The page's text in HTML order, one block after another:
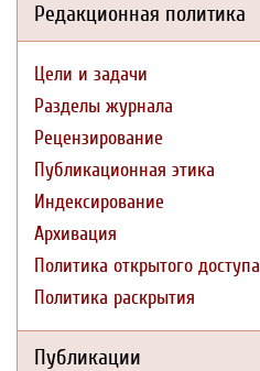
Редакционная политика
Цели и задачи
Разделы журнала
Рецензирование
Публикационная этика
Индексирование
Архивация
Политика открытого доступа
Политика раскрытия
Публикации